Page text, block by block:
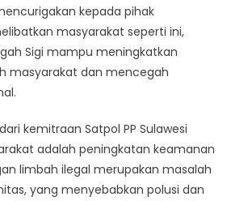
kepada pihak
masyarakat seperti ini,
Sigi mampu meningkatkan
masyarakat dan mencegah
kemitraan Satpol PP Sulawesi
adalah peningkatan keamanan
limbah ilegal merupakan masalah
yang menyebabkan polusi dan